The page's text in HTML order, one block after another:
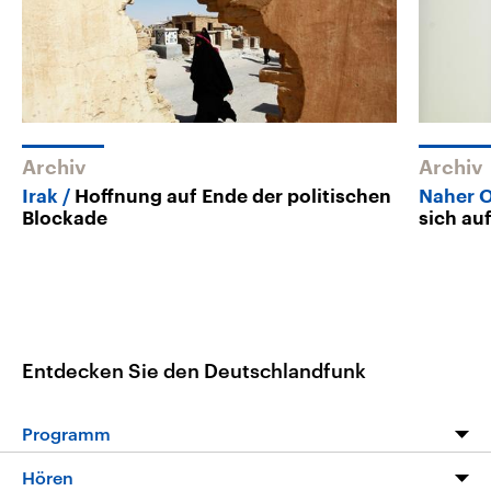
Archiv
Irak
Hoffnung auf Ende der politischen
Blockade
Archiv
Naher
sich
Entdecken Sie den Deutschlandfunk
Programm
Programm
Hören